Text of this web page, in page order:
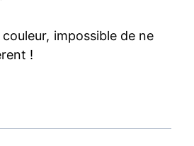
impossible de ne
!